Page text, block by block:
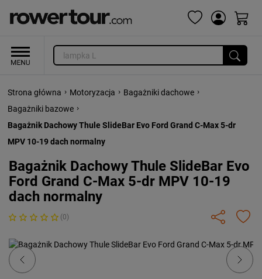
Strona główna › Motoryzacja › Bagażniki dachowe ›
Bagażniki bazowe ›
Bagażnik Dachowy Thule SlideBar Evo Ford Grand C-Max 5-dr
MPV 10-19 dach normalny
Bagażnik Dachowy Thule SlideBar Evo
Ford Grand C-Max 5-dr MPV 10-19
dach normalny
(0)
Previous Next